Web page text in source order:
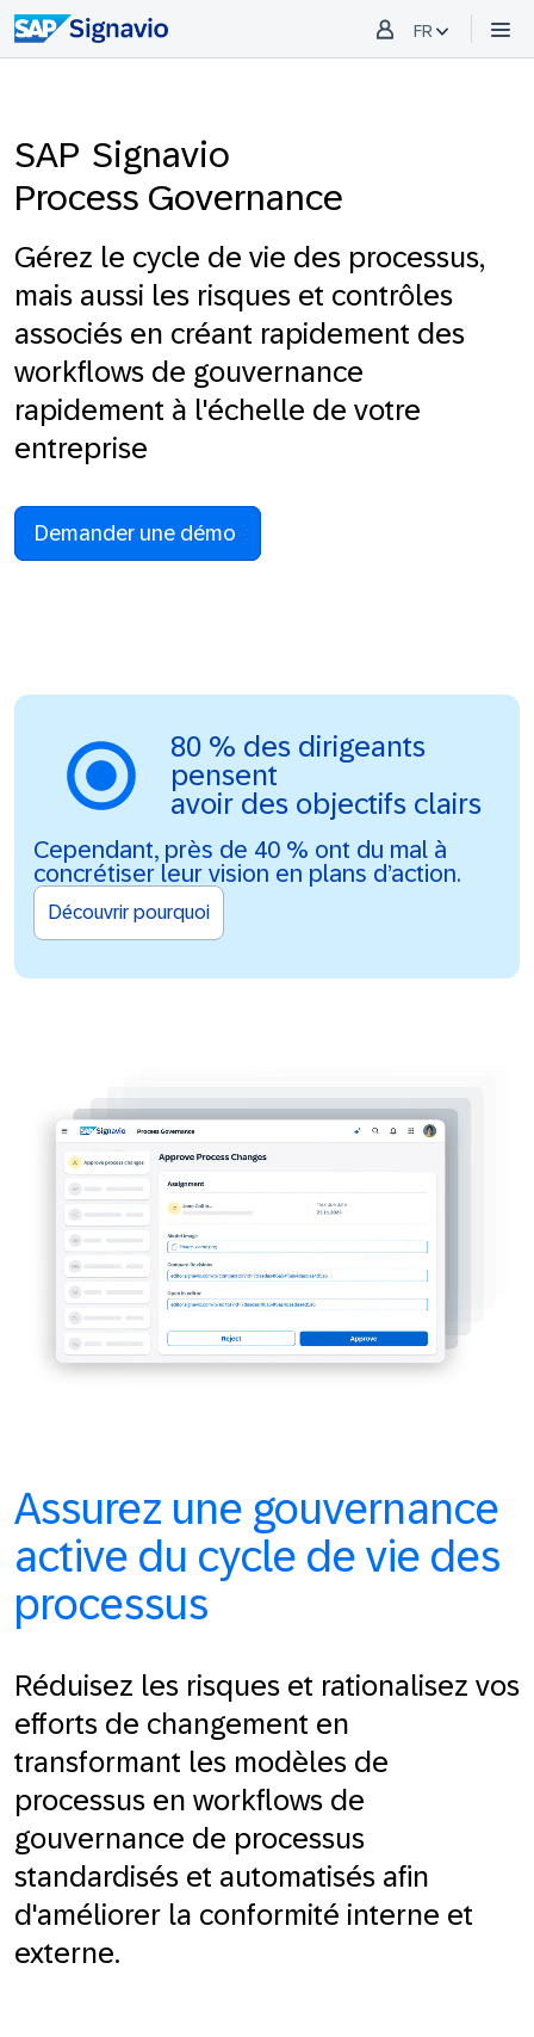
FR
SAP Signavio
Process Governance
Gérez le cycle de vie des processus,
mais aussi les risques et contrôles
associés en créant rapidement des
workflows de gouvernance
rapidement à l'échelle de votre
entreprise
Demander une démo
80 % des dirigeants
pensent
avoir des objectifs clairs
Cependant, près de 40 % ont du mal à
concrétiser leur vision en plans d’action.
Découvrir pourquoi
Assurez une gouvernance
active du cycle de vie des
processus
Réduisez les risques et rationalisez vos
efforts de changement en
transformant les modèles de
processus en workflows de
gouvernance de processus
standardisés et automatisés afin
d'améliorer la conformité interne et
externe.